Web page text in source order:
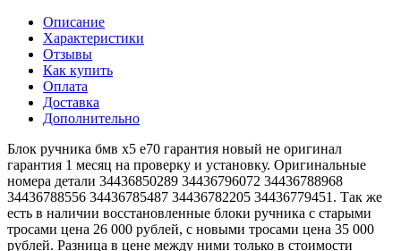
Описание
Характеристики
Отзывы
Как купить
Оплата
Доставка
Дополнительно
Блок ручника бмв х5 е70 гарантия новый не оригинал
гарантия 1 месяц на проверку и установку. Оригинальные
номера детали 34436850289 34436796072 34436788968
34436788556 34436785487 34436782205 34436779451. Так же
есть в наличии восстановленные блоки ручника с старыми
тросами цена 26 000 рублей, с новыми тросами цена 35 000
рублей. Разница в цене между ними только в стоимости